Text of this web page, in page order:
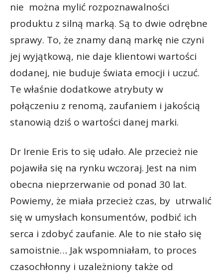
nie można mylić rozpoznawalności
produktu z silną marką. Są to dwie odrębne
sprawy. To, że znamy daną markę nie czyni
jej wyjątkową, nie daje klientowi wartości
dodanej, nie buduje świata emocji i uczuć.
Te właśnie dodatkowe atrybuty w
połączeniu z renomą, zaufaniem i jakością
stanowią dziś o wartości danej marki.
Dr Irenie Eris to się udało. Ale przecież nie
pojawiła się na rynku wczoraj. Jest na nim
obecna nieprzerwanie od ponad 30 lat.
Powiemy, że miała przecież czas, by utrwalić
się w umysłach konsumentów, podbić ich
serca i zdobyć zaufanie. Ale to nie stało się
samoistnie… Jak wspomniałam, to proces
czasochłonny i uzależniony także od